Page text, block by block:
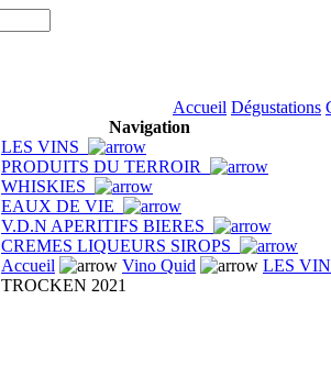
Accueil Dégustations
Navigation
LES VINS
PRODUITS DU TERROIR
WHISKIES
EAUX DE VIE
V.D.N APERITIFS BIERES
CREMES LIQUEURS SIROPS
Accueil
Vino Quid
LES
TROCKEN 2021